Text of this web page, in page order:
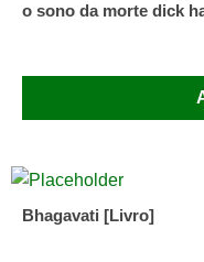
o sono da morte dick
Bhagavati [Livro]